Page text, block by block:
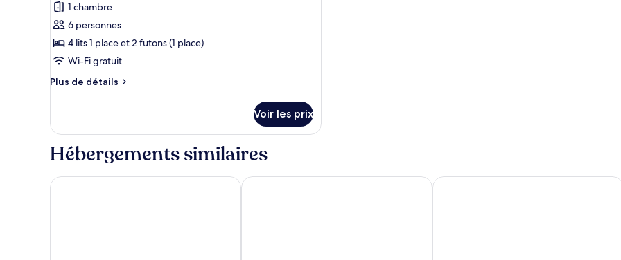
non-
fumeurs
pour
ce
type
de
chambre :
Suite,
bain
à
remous
(Japanese
1 chambre
6 personnes
4 lits 1 place et 2 futons (1 place)
Wi-Fi gratuit
Plus de détails
Plus
le
type
de
Suite,
Voir les prix
Hébergements similaires
Kamenoi Hotel Beppu AMANEK Inn Beppu Beppu Hattou Onyado Nono Beppu